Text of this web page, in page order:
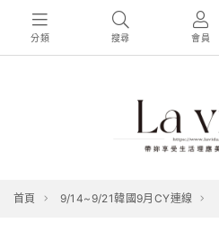
分類 搜尋 會員
首頁 9/14~9/21韓國9月CY連線